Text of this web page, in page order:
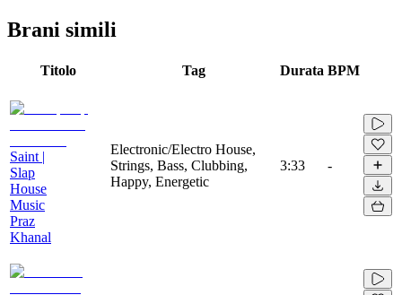
Brani simili
Titolo Tag Durata BPM
Saint |
Slap
House
Music
Praz
Khanal
Electronic/Electro House,
Strings, Bass, Clubbing,
Happy, Energetic
3:33 -